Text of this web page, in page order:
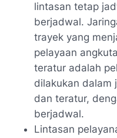
lintasan tetap
berjadwal.
trayek yang
pelayaan
teratur adalah
dilakukan dalam
dan teratur,
berjadwal.
Lintasan